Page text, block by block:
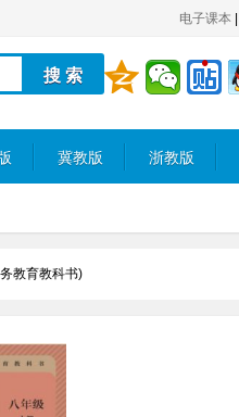
电子课本
冀教版 浙教版
教育教科书)